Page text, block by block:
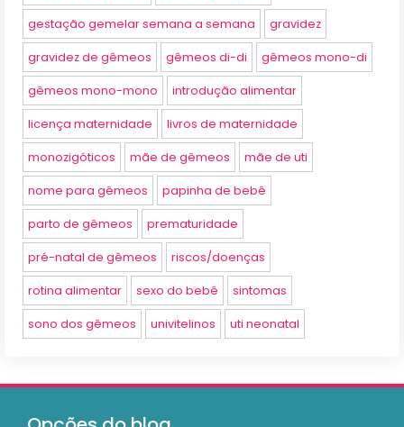
gestação gemelar semana a semana gravidez
gravidez de gêmeos gêmeos di-di gêmeos mono-di
gêmeos mono-mono introdução alimentar
licença maternidade livros de maternidade
monozigóticos mãe de gêmeos mãe de uti
nome para gêmeos papinha de bebê
parto de gêmeos prematuridade
pré-natal de gêmeos riscos/doenças
rotina alimentar sexo do bebê sintomas
sono dos gêmeos univitelinos uti neonatal